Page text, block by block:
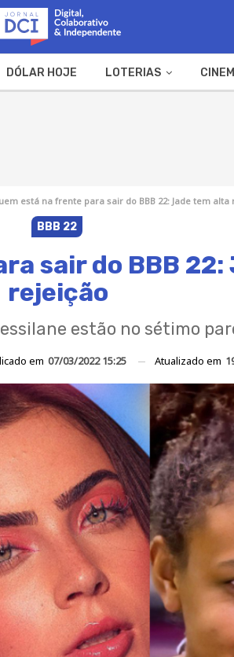
DÓLAR HOJE LOTERIAS
está na frente para sair do BBB 22: Jade tem alta
BBB 22
sair do BBB
rejeição
estão no sétimo
em 07/03/2022 15:25 Atualizado em